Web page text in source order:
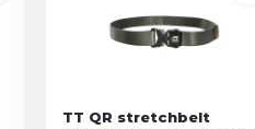
TT QR stretchbelt